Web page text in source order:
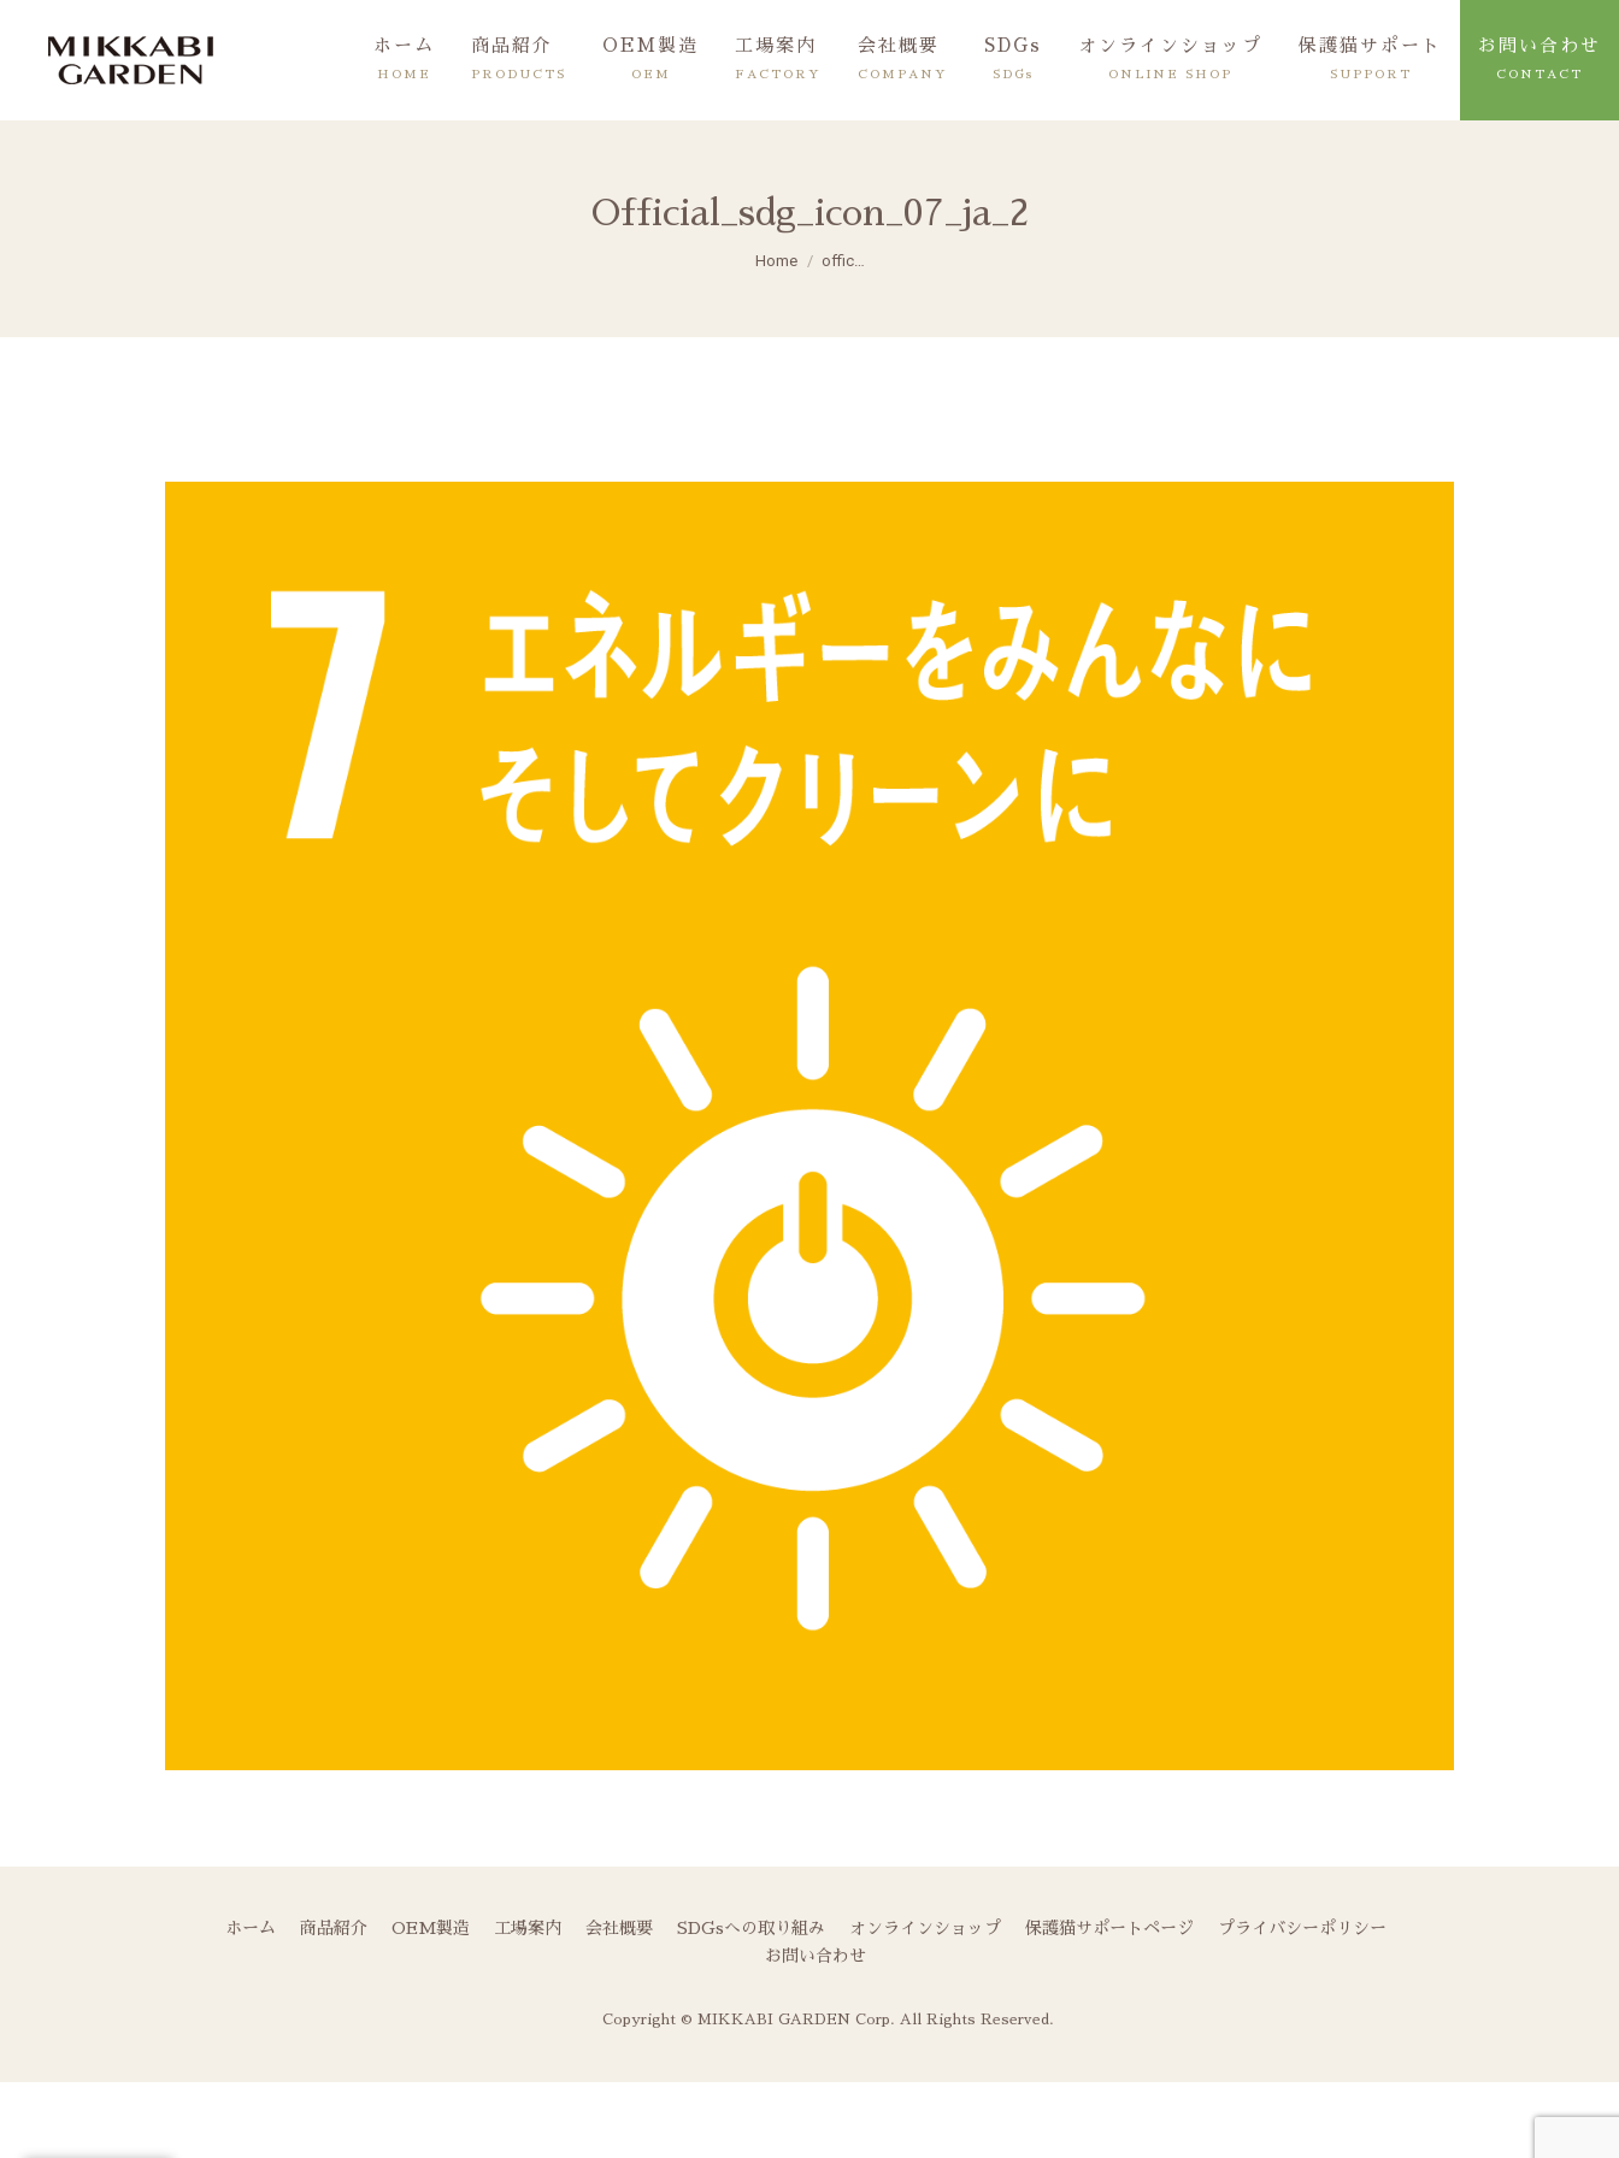
ホーム
HOME
商品紹介
PRODUCTS
OEM製造
OEM
工場案内
FACTORY
会社概要
COMPANY
SDGs
SDGs
オンラインショップ
ONLINE SHOP
保護猫サポート
SUPPORT
お問い合わせ
CONTACT
Official_sdg_icon_07_ja_2
You are here:
Home offic…
ホーム 商品紹介 OEM製造 工場案内 会社概要 SDGsへの取り組み オンラインショップ 保護猫サポートページ
プライバシーポリシー
お問い合わせ
Copyright © MIKKABI GARDEN Corp. All Rights Reserved.